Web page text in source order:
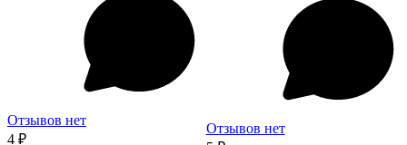
Отзывов нет
4 ₽
Отзывов нет